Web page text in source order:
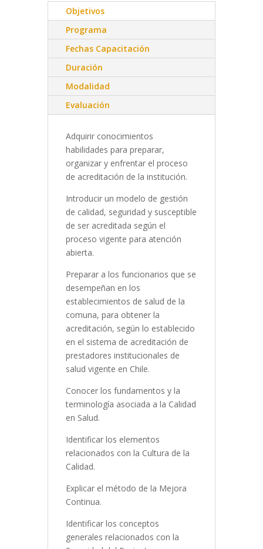
Objetivos
Programa
Fechas Capacitación
Duración
Modalidad
Evaluación
Adquirir conocimientos
habilidades para preparar,
organizar y enfrentar el proceso
de acreditación de la institución.
Introducir un modelo de gestión
de calidad, seguridad y susceptible
de ser acreditada según el
proceso vigente para atención
abierta.
Preparar a los funcionarios que se
desempeñan en los
establecimientos de salud de la
comuna, para obtener la
acreditación, según lo establecido
en el sistema de acreditación de
prestadores institucionales de
salud vigente en Chile.
Conocer los fundamentos y la
terminología asociada a la Calidad
en Salud.
Identificar los elementos
relacionados con la Cultura de la
Calidad.
Explicar el método de la Mejora
Continua.
Identificar los conceptos
generales relacionados con la